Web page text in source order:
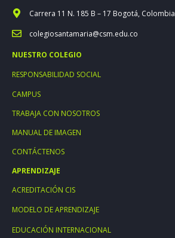
Carrera 11 N. 185 B – 17 Bogotá, Colombia
colegiosantamaria@csm.edu.co
NUESTRO COLEGIO
RESPONSABILIDAD SOCIAL
CAMPUS
TRABAJA CON NOSOTROS
MANUAL DE IMAGEN
CONTÁCTENOS
APRENDIZAJE
ACREDITACIÓN CIS
MODELO DE APRENDIZAJE
EDUCACIÓN INTERNACIONAL